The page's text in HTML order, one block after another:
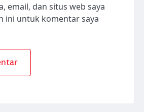
email, dan situs web saya
ini untuk komentar saya